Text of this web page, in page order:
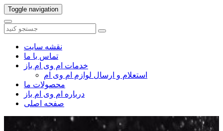
Toggle navigation
نقشه سایت
تماس با ما
خدمات ام وی ام باز
استعلام و ارسال لوازم ام وی ام
محصولات ما
درباره ام وی ام باز
صفحه اصلی